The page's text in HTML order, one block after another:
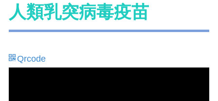
人類乳突病毒疫苗
Qrcode